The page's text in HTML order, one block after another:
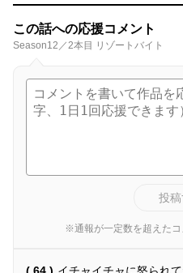
この話への応援コメント
Season12／2本目 リゾートバイト
投稿
※通報が一定数を超えた
( 64 ) イチャイチャに怒られ